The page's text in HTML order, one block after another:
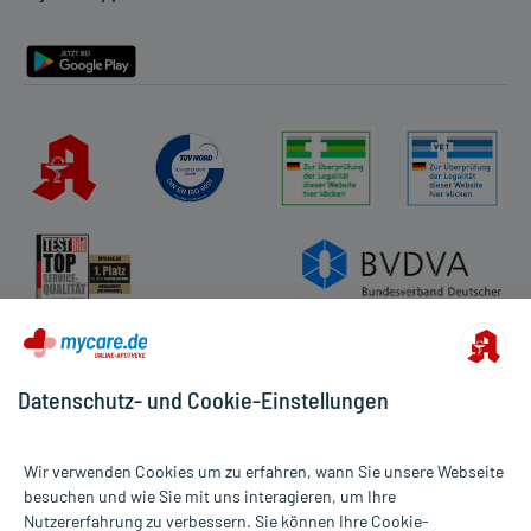
Alle Preise gelten inkl. MwSt., ggf. zzgl. Versandkosten
Datenschutz- und Cookie-Einstellungen
Wir verwenden Cookies um zu erfahren, wann Sie unsere Webseite
besuchen und wie Sie mit uns interagieren, um Ihre
Nutzererfahrung zu verbessern. Sie können Ihre Cookie-